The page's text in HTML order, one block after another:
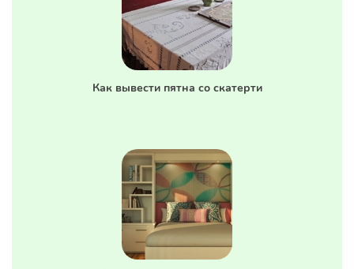
Как вывести пятна со скатерти